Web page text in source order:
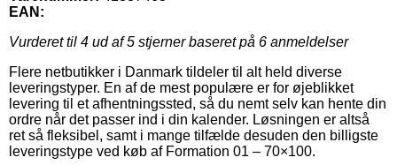
EAN:
Vurderet til 4 ud af 5 stjerner baseret på 6 anmeldelser
Flere netbutikker i Danmark tildeler til alt held diverse
leveringstyper. En af de mest populære er for øjeblikket
levering til et afhentningssted, så du nemt selv kan hente din
ordre når det passer ind i din kalender. Løsningen er altså
ret så fleksibel, samt i mange tilfælde desuden den billigste
leveringstype ved køb af Formation 01 – 70×100.